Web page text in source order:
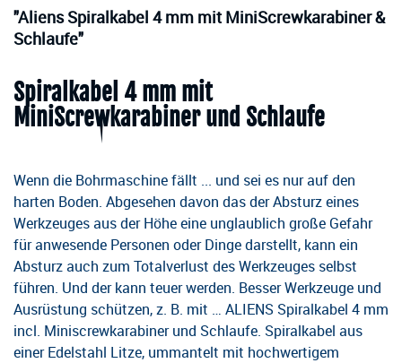
"Aliens Spiralkabel 4 mm mit MiniScrewkarabiner &
Schlaufe"
Spiralkabel 4 mm mit
MiniScrewkarabiner und Schlaufe
Wenn die Bohrmaschine fällt ... und sei es nur auf den
harten Boden. Abgesehen davon das der Absturz eines
Werkzeuges aus der Höhe eine unglaublich große Gefahr
für anwesende Personen oder Dinge darstellt, kann ein
Absturz auch zum Totalverlust des Werkzeuges selbst
führen. Und der kann teuer werden. Besser Werkzeuge und
Ausrüstung schützen, z. B. mit … ALIENS Spiralkabel 4 mm
incl. Miniscrewkarabiner und Schlaufe. Spiralkabel aus
einer Edelstahl Litze, ummantelt mit hochwertigem